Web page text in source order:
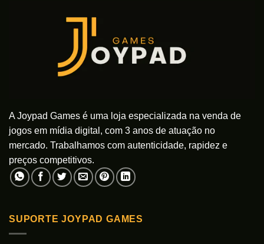
A Joypad Games é uma loja especializada na venda de
jogos em mídia digital, com 3 anos de atuação no
mercado. Trabalhamos com autenticidade, rapidez e
preços competitivos.
SUPORTE JOYPAD GAMES